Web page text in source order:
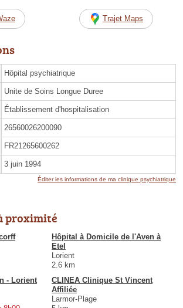
Trajet Maps
Hôpital psychiatrique
Unite de Soins Longue Duree
Établissement d'hospitalisation
26560026200090
FR21265600262
3 juin 1994
Éditer les informations de ma clinique psychiatrique
proximité
Hôpital à Domicile de l'Aven à
Etel
Lorient
2.6 km
- Lorient
CLINEA Clinique St Vincent
Affiliée
Larmor-Plage